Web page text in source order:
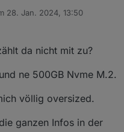
allerdings auch.
28. Jan. 2024, 13:50
von
da nicht mit zu?
ne 500GB Nvme M.2.
völlig oversized.
ganzen Infos in der